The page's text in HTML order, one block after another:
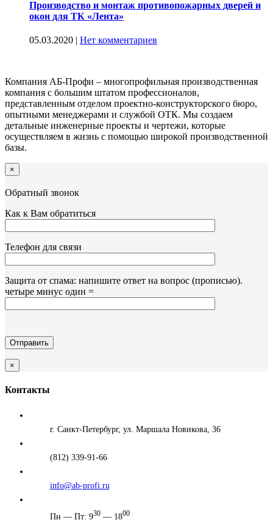
Производство и монтаж противопожарных дверей и
окон для ТК «Лента»
05.03.2020 | Нет комментариев
Компания АБ-Профи – многопрофильная производственная
компания с большим штатом профессионалов,
представленным отделом проектно-конструкторского бюро,
опытными менеджерами и службой ОТК. Мы создаем
детальные инженерные проекты и чертежи, которые
осуществляем в жизнь с помощью широкой производственной
базы.
×
Обратный звонок
Как к Вам обратиться
Телефон для связи
Защита от спама: напишите ответ на вопрос (прописью).
четыре минус один =
×
Контакты
г. Санкт-Петербург, ул. Маршала Новикова, 36
(812) 339-91-66
info@ab-profi.ru
Пн — Пт: 930— 1800